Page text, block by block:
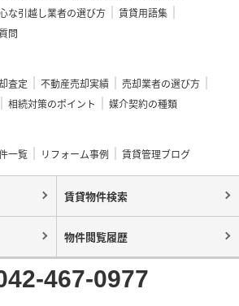
な引越し業者の選び方
賃貸用語集
問
査定 不動産売却実績
売却業者の選び方
相続対策のポイント 媒介契約の種類
一覧 リフォーム事例 賃貸管理ブログ
賃貸物件検索
物件閲覧履歴
467-0977